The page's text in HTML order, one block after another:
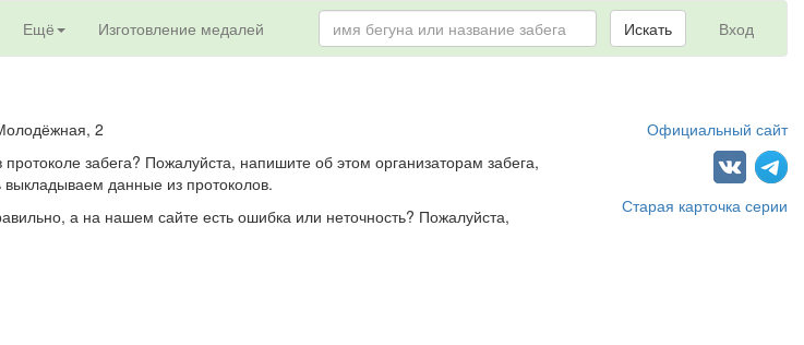
Ещё Изготовление медалей Вход
Искать
2
забега? Пожалуйста, напишите об этом организаторам забега,
данные из протоколов.
а на нашем сайте есть ошибка или неточность? Пожалуйста,
Официальный сайт
Старая карточка серии